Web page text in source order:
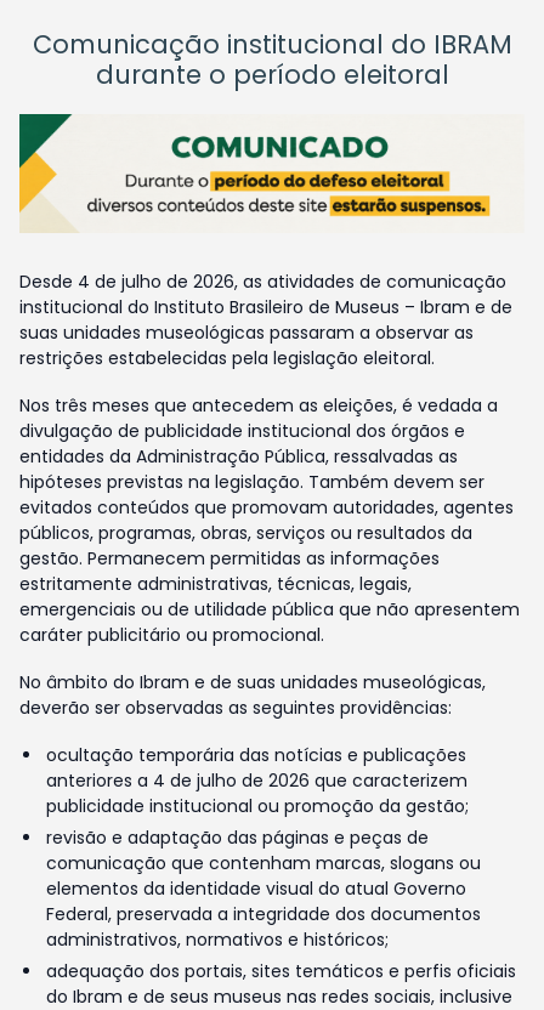
Comunicação institucional do IBRAM
durante o período eleitoral
Desde 4 de julho de 2026, as atividades de comunicação
institucional do Instituto Brasileiro de Museus – Ibram e de
suas unidades museológicas passaram a observar as
restrições estabelecidas pela legislação eleitoral.
Nos três meses que antecedem as eleições, é vedada a
divulgação de publicidade institucional dos órgãos e
entidades da Administração Pública, ressalvadas as
hipóteses previstas na legislação. Também devem ser
evitados conteúdos que promovam autoridades, agentes
públicos, programas, obras, serviços ou resultados da
gestão. Permanecem permitidas as informações
estritamente administrativas, técnicas, legais,
emergenciais ou de utilidade pública que não apresentem
caráter publicitário ou promocional.
No âmbito do Ibram e de suas unidades museológicas,
deverão ser observadas as seguintes providências:
ocultação temporária das notícias e publicações
anteriores a 4 de julho de 2026 que caracterizem
publicidade institucional ou promoção da gestão;
revisão e adaptação das páginas e peças de
comunicação que contenham marcas, slogans ou
elementos da identidade visual do atual Governo
Federal, preservada a integridade dos documentos
administrativos, normativos e históricos;
adequação dos portais, sites temáticos e perfis oficiais
do Ibram e de seus museus nas redes sociais, inclusive